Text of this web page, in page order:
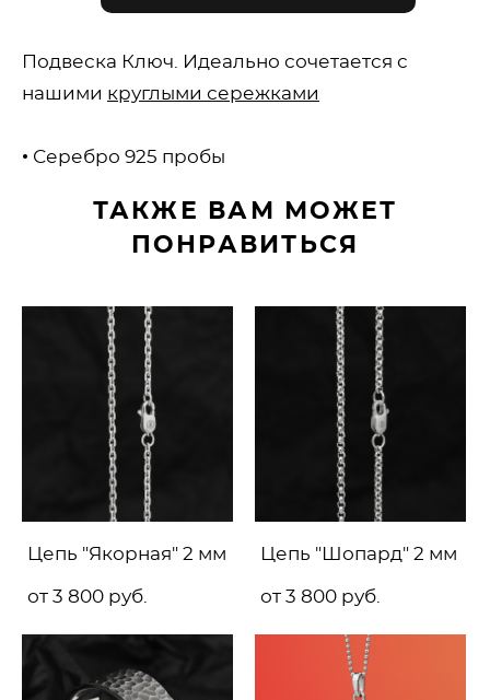
Подвеска Ключ. Идеально сочетается с
нашими круглыми сережками
• Серебро 925 пробы
ТАКЖЕ ВАМ МОЖЕТ
ПОНРАВИТЬСЯ
Цепь "Якорная" 2 мм
от 3 800 pуб.
Цепь "Шопард" 2 мм
от 3 800 pуб.